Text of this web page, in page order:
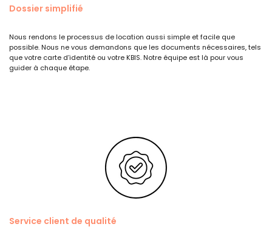
Dossier simplifié
Nous rendons le processus de location aussi simple et facile que
possible. Nous ne vous demandons que les documents nécessaires, tels
que votre carte d’identité ou votre KBIS. Notre équipe est là pour vous
guider à chaque étape.
Service client de qualité